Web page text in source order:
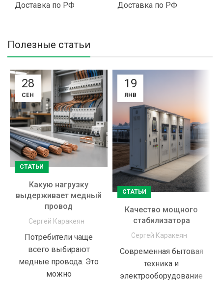
Доставка по РФ
Доставка по РФ
Полезные статьи
28
СЕН
СТАТЬИ
Какую нагрузку
выдерживает медный
провод
Сергей Каракеян
Потребители чаще
всего выбирают
медные провода. Это
можно
19
ЯНВ
СТАТЬИ
Качество мощного
стабилизатора
Сергей Каракеян
Современная бытовая
техника и
электрооборудование